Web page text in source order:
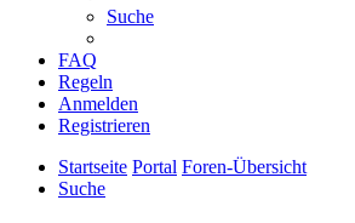
Suche
FAQ
Regeln
Anmelden
Registrieren
Startseite Portal Foren-Übersicht
Suche